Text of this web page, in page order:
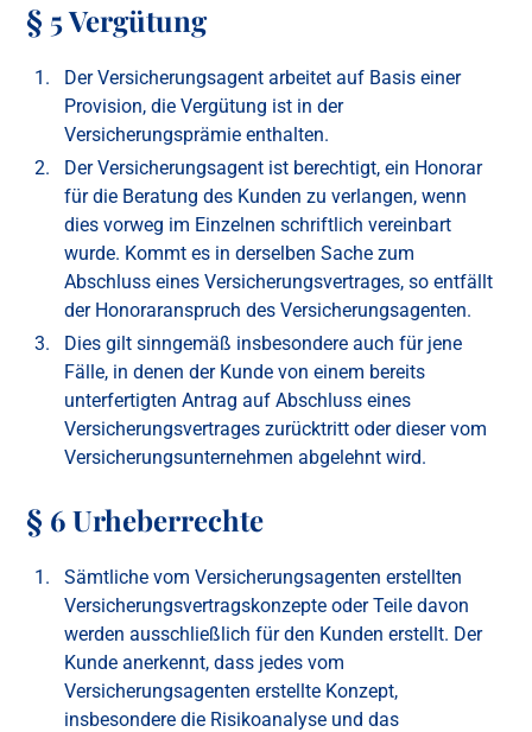
§ 5 Vergütung
Der Versicherungsagent arbeitet auf Basis einer
Provision, die Vergütung ist in der
Versicherungsprämie enthalten.
Der Versicherungsagent ist berechtigt, ein Honorar
für die Beratung des Kunden zu verlangen, wenn
dies vorweg im Einzelnen schriftlich vereinbart
wurde. Kommt es in derselben Sache zum
Abschluss eines Versicherungsvertrages, so entfällt
der Honoraranspruch des Versicherungsagenten.
Dies gilt sinngemäß insbesondere auch für jene
Fälle, in denen der Kunde von einem bereits
unterfertigten Antrag auf Abschluss eines
Versicherungsvertrages zurücktritt oder dieser vom
Versicherungsunternehmen abgelehnt wird.
§ 6 Urheberrechte
Sämtliche vom Versicherungsagenten erstellten
Versicherungsvertragskonzepte oder Teile davon
werden ausschließlich für den Kunden erstellt. Der
Kunde anerkennt, dass jedes vom
Versicherungsagenten erstellte Konzept,
insbesondere die Risikoanalyse und das